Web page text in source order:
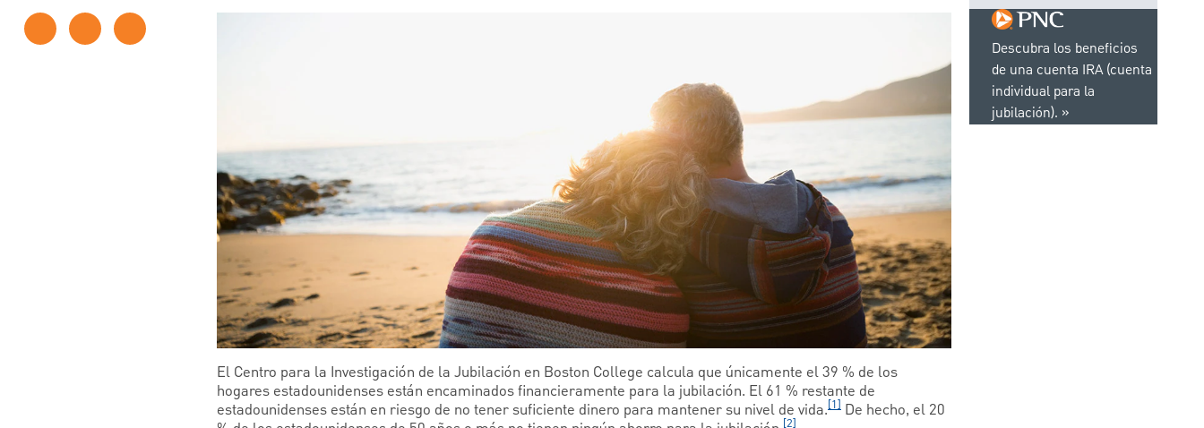
El Centro para la Investigación de la Jubilación en Boston College calcula que únicamente el 39 % de los
hogares estadounidenses están encaminados financieramente para la jubilación. El 61 % restante de
estadounidenses están en riesgo de no tener suficiente dinero para mantener su nivel de vida.[1] De hecho, el 20
[2]
Descubra los beneficios
de una cuenta IRA (cuenta
individual para la
jubilación).